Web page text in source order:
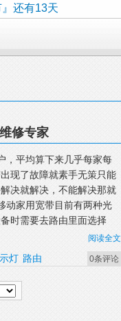
还有13天
修专家
，平均算下来几乎每家每
现了故障就素手无策只能
决就解决，不能解决那就
动家用宽带目前有两种光
时需要去路由里面选择
阅读全文
0条评论
灯 路由